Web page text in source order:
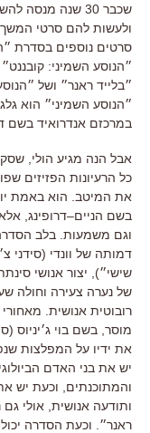
שכבר 30 שנה מנסה
ולעשות להם סרטי המשך
סרטים נוספים בסדרת
״הנוסע השמיני:
״בלייד ראנר״ ושל
״הנוסע השמיני״ הוא
במרכזם אנדרואיד בשם
אבל הנה מגיע הולי
כל הרעיונות הפזיזים
את המיטב הוא באמת
בשם הניים–דרופינג
וגם משמעות בלב
דמותה של וונדי (סידני
שישי״), יצור אנושי
של נערה צעירה וחולה
רובוטית אנושית
מוסר בשם בוי ג׳יניוס (
את ידיו על המפלצות
יש את בני האדם
והמתוכנתים
וכעת יש
ותודעה אנושית אולי
ראנר״
וכעת הסדרה